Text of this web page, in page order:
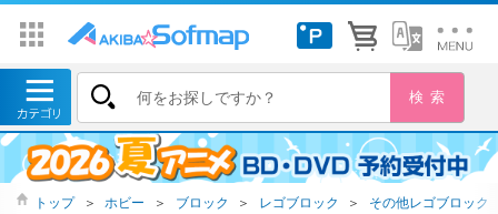
トップ ＞ ホビー ＞ ブロック ＞ レゴブロック ＞ その他レゴブロック